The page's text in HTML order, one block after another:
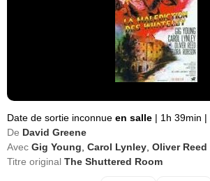
Date de sortie inconnue en salle | 1h 39min |
De David Greene
Avec Gig Young Carol Lynley Oliver Reed
Titre original The Shuttered Room